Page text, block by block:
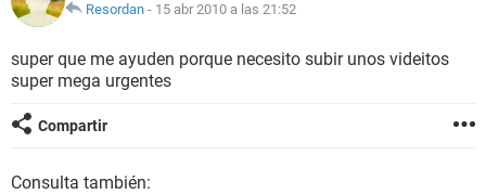
Resordan - 15 abr 2010 a las 21:52
super que me ayuden porque necesito subir unos videitos
super mega urgentes
Compartir
Consulta también: